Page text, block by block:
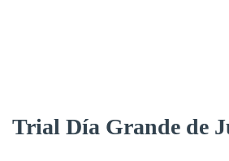
Trial Día Grande de